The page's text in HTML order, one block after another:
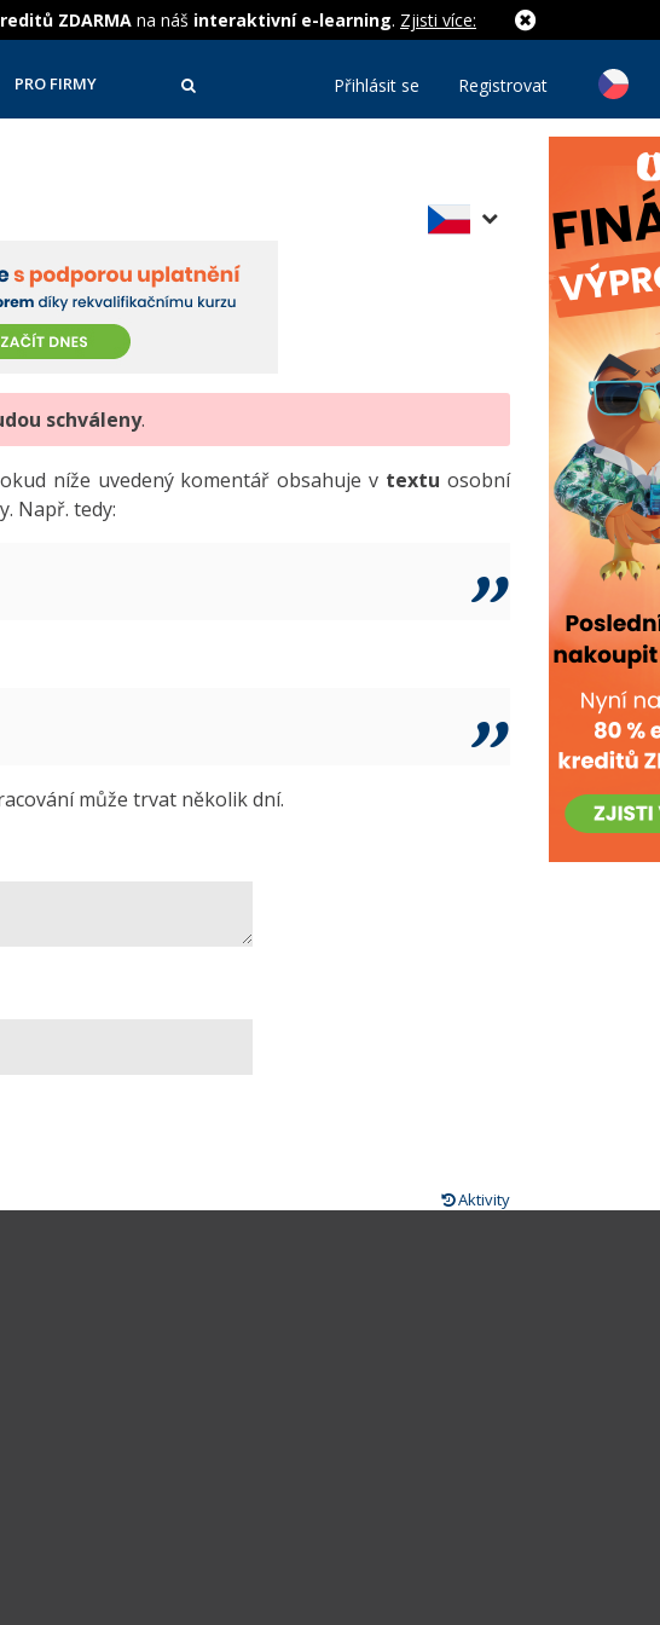
ZDARMA na náš interaktivní e-learning. Zjisti více:
PRO FIRMY Přihlásit se Registrovat
schváleny.
níže uvedený komentář obsahuje v textu osobní
Např. tedy:
může trvat několik dní.
Aktivity